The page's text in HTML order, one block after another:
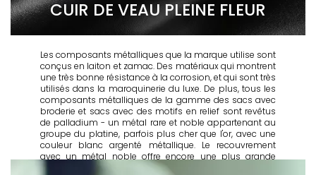
CUIR DE VEAU PLEINE FLEUR
Les composants métalliques que la marque utilise sont
conçus en laiton et zamac. Des matériaux qui montrent
une très bonne résistance à la corrosion, et qui sont très
utilisés dans la maroquinerie du luxe. De plus, tous les
composants métalliques de la gamme des sacs avec
broderie et sacs avec des motifs en relief sont revêtus
de palladium - un métal rare et noble appartenant au
groupe du platine, parfois plus cher que l'or, avec une
couleur blanc argenté métallique. Le recouvrement
avec un métal noble offre encore une plus grande
résistance à l'oxydation et à la corrosion.